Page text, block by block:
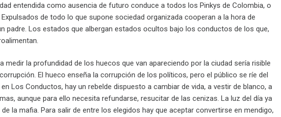
entendida como ausencia de futuro conduce a todos los Pinkys de Colombia, o
de todo lo que supone sociedad organizada cooperan a la hora de
padre. Los estados que albergan estados ocultos bajo los conductos de los que,
la profundidad de los huecos que van apareciendo por la ciudad sería risible
El hueco enseña la corrupción de los políticos, pero el público se ríe del
Los Conductos, hay un rebelde dispuesto a cambiar de vida, a vestir de blanco, a
aunque para ello necesita refundarse, resucitar de las cenizas. La luz del día ya
la mafia. Para salir de entre los elegidos hay que aceptar convertirse en mendigo,